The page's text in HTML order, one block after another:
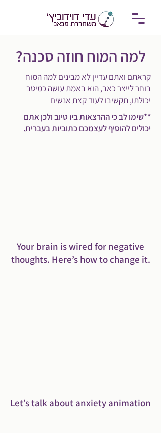
למה המוח חוזה סכנה?
קראתם ואתם עדיין לא מבינים למה המוח
בוחר לייצר כאב, הוא באמת עושה כמיטב
יכולתו, תקשיבו לעוד קצת אנשים
**שימו לב כי ההרצאות ביו טיוב ולכן אתם
יכולים להוסיף לעצמכם כתוביות בעברית.
Your brain is wired for negative
thoughts. Here’s how to change it.
Let’s talk about anxiety animation